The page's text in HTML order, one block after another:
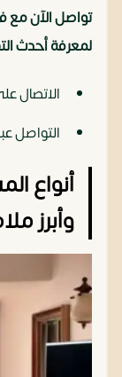
تواصل الآن مع
لمعرفة أحدث
الاتصال
التواصل
أنواع
وأبرز